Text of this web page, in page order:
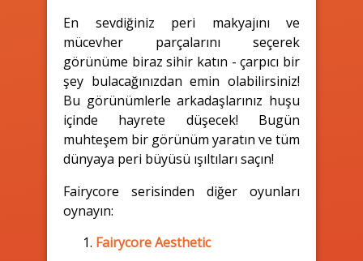
En sevdiğiniz peri makyajını ve
mücevher parçalarını seçerek
görünüme biraz sihir katın - çarpıcı bir
şey bulacağınızdan emin olabilirsiniz!
Bu görünümlerle arkadaşlarınız huşu
içinde hayrete düşecek! Bugün
muhteşem bir görünüm yaratın ve tüm
dünyaya peri büyüsü ışıltıları saçın!
Fairycore serisinden diğer oyunları
oynayın:
Fairycore Aesthetic